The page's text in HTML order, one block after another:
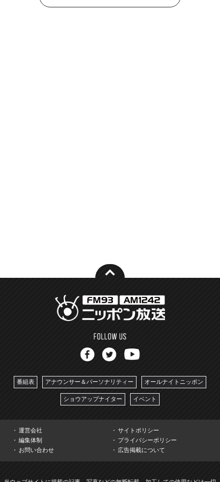
番組表 アナウンサー＆パーソナリティー オールナイトニッポン
ショウアップナイター イベント
運営会社
サイトポリシー
編集体制
プライバシーポリシー
お問い合わせ
広告掲載について